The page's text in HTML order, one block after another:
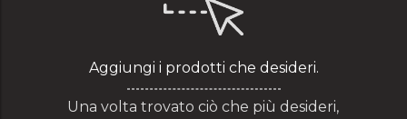
Aggiungi i prodotti che desideri.
Una volta trovato ciò che più desideri,